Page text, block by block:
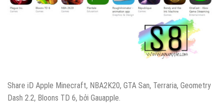
Share iD Apple Minecraft, NBA2K20, GTA San, Terraria, Geometry
Dash 2.2, Bloons TD 6, bởi Gauapple.